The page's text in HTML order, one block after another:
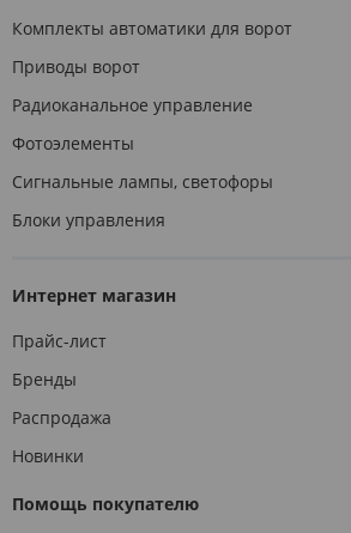
Комплекты автоматики для ворот
Приводы ворот
Радиоканальное управление
Фотоэлементы
Сигнальные лампы, светофоры
Блоки управления
Интернет магазин
Прайс-лист
Бренды
Распродажа
Новинки
Помощь покупателю